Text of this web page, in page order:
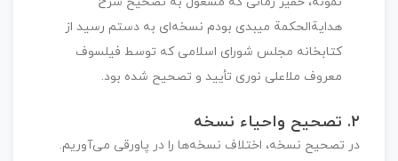
هدایة‌الحکمة میبدی بودم نسخه‌ای به دستم رسید از
کتابخانه مجلس شورای اسلامی که توسط فیلسوف
معروف ملاعلی نوری تأیید و تصحیح شده بود.
۲. تصحیح واحیاء نسخه
در تصحیح نسخه، اختلاف نسخه‌ها را در پاورقی می‌آوریم.